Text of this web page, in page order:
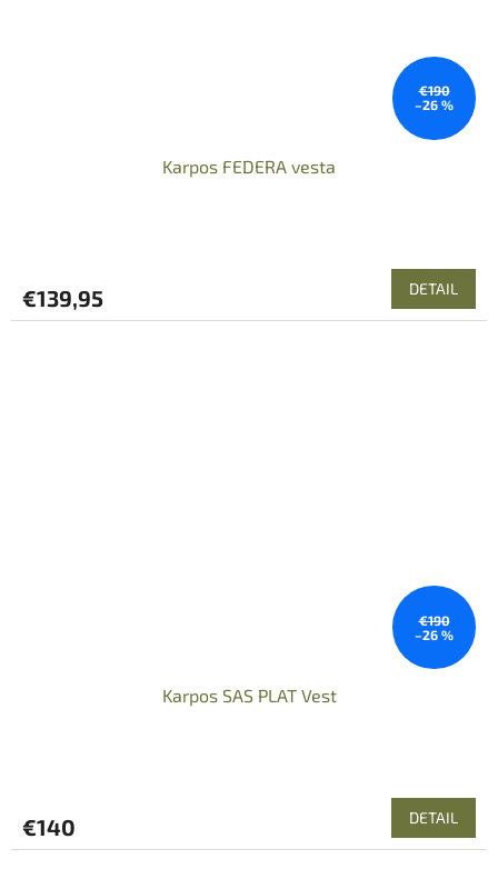
€190
–26 %
Karpos FEDERA vesta
€139,95 DETAIL
€190
–26 %
Karpos SAS PLAT Vest
€140 DETAIL